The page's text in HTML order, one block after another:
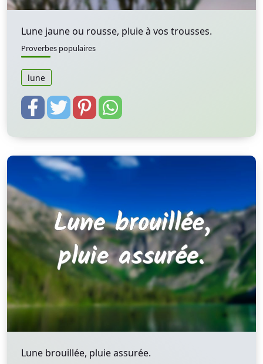
Lune jaune ou rousse, pluie à vos trousses.
Proverbes populaires
lune
Lune brouillée, pluie assurée.